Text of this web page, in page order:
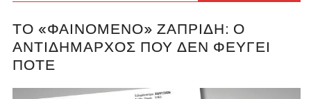
ΤΟ «ΦΑΙΝΌΜΕΝΟ» ΖΑΠΡΊΔΗ: Ο
ΑΝΤΙΔΉΜΑΡΧΟΣ ΠΟΥ ΔΕΝ ΦΕΎΓΕΙ
ΠΟΤΈ